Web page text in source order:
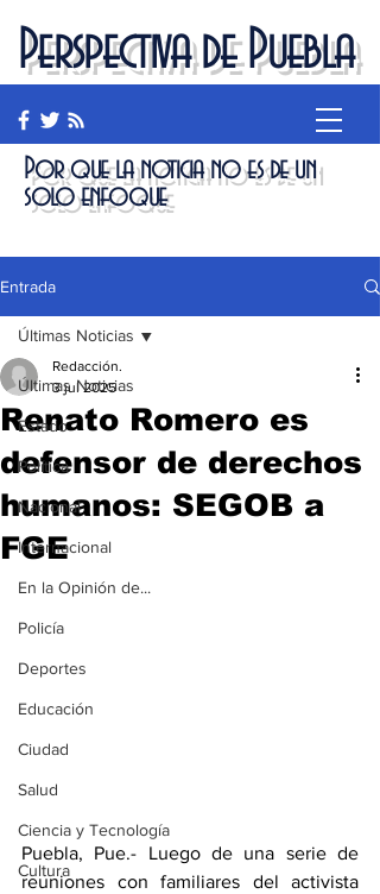
Perspectiva de Puebla
Por que la noticia no es de un
solo enfoque
Entrada
Últimas Noticias
Estado
Política
Nacional
Internacional
En la Opinión de...
Policía
Deportes
Educación
Ciudad
Salud
Ciencia y Tecnología
Cultura
Últimas Noticias
Renato Romero es
defensor de derechos
humanos: SEGOB a
FGE
Redacción.
3 jul 2025
Puebla, Pue.- Luego de una serie de
reuniones con familiares del activista